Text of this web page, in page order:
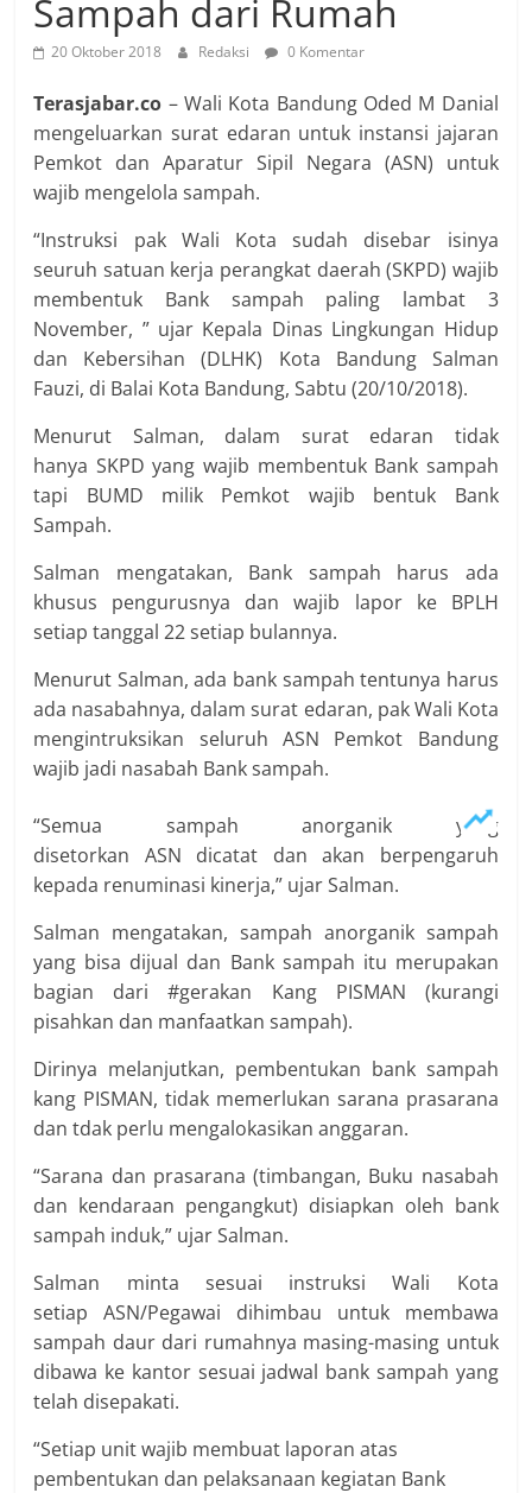
Sampah dari Rumah
20 Oktober 2018 Redaksi 0 Komentar
Terasjabar.co – Wali Kota Bandung Oded M Danial
mengeluarkan surat edaran untuk instansi jajaran
Pemkot dan Aparatur Sipil Negara (ASN) untuk
wajib mengelola sampah.
“Instruksi pak Wali Kota sudah disebar isinya
seuruh satuan kerja perangkat daerah (SKPD) wajib
membentuk Bank sampah paling lambat 3
November, ” ujar Kepala Dinas Lingkungan Hidup
dan Kebersihan (DLHK) Kota Bandung Salman
Fauzi, di Balai Kota Bandung, Sabtu (20/10/2018).
Menurut Salman, dalam surat edaran tidak
hanya SKPD yang wajib membentuk Bank sampah
tapi BUMD milik Pemkot wajib bentuk Bank
Sampah.
Salman mengatakan, Bank sampah harus ada
khusus pengurusnya dan wajib lapor ke BPLH
setiap tanggal 22 setiap bulannya.
Menurut Salman, ada bank sampah tentunya harus
ada nasabahnya, dalam surat edaran, pak Wali Kota
mengintruksikan seluruh ASN Pemkot Bandung
wajib jadi nasabah Bank sampah.
“Semua sampah anorganik yang
disetorkan ASN dicatat dan akan berpengaruh
kepada renuminasi kinerja,” ujar Salman.
Salman mengatakan, sampah anorganik sampah
yang bisa dijual dan Bank sampah itu merupakan
bagian dari #gerakan Kang PISMAN (kurangi
pisahkan dan manfaatkan sampah).
Dirinya melanjutkan, pembentukan bank sampah
kang PISMAN, tidak memerlukan sarana prasarana
dan tdak perlu mengalokasikan anggaran.
“Sarana dan prasarana (timbangan, Buku nasabah
dan kendaraan pengangkut) disiapkan oleh bank
sampah induk,” ujar Salman.
Salman minta sesuai instruksi Wali Kota
setiap ASN/Pegawai dihimbau untuk membawa
sampah daur dari rumahnya masing-masing untuk
dibawa ke kantor sesuai jadwal bank sampah yang
telah disepakati.
“Setiap unit wajib membuat laporan atas
pembentukan dan pelaksanaan kegiatan Bank